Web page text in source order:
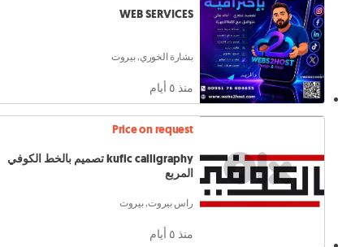
WEB SERVICES
بشارة الخوري, بيروت
منذ ٥ أيام
Price on request
kufic calligraphy تصميم بالخط الكوفي
المربع
راس بيروت, بيروت
منذ ٥ أيام